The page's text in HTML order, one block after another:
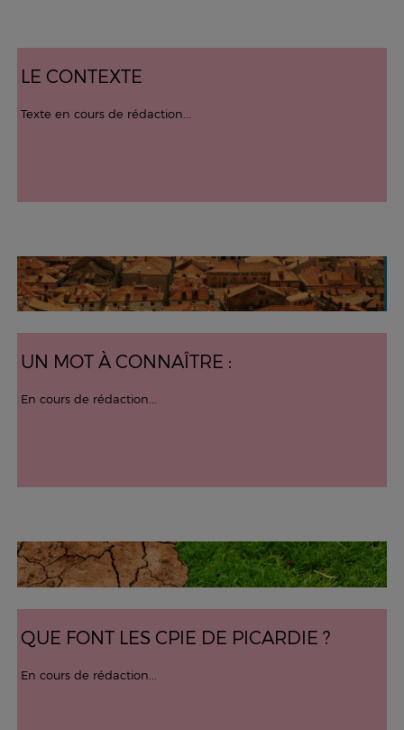
LE CONTEXTE
Texte en cours de rédaction...
UN MOT À CONNAÎTRE :
En cours de rédaction...
QUE FONT LES CPIE DE PICARDIE ?
En cours de rédaction...